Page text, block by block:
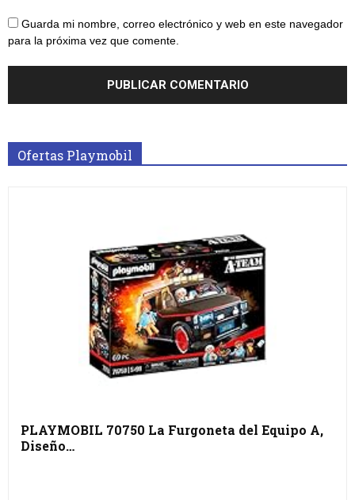
Guarda mi nombre, correo electrónico y web en este navegador
para la próxima vez que comente.
Ofertas Playmobil
PLAYMOBIL 70750 La Furgoneta del Equipo A,
Diseño…